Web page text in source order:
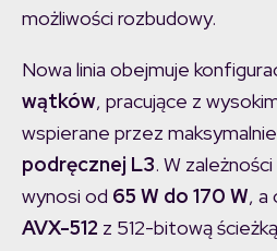
możliwości rozbudowy.
Nowa linia obejmuje
wątków, pracujące z
wspierane przez maksymalnie
podręcznej L3. W
wynosi od 65 W do 170 W, a
AVX-512 z 512-bitową